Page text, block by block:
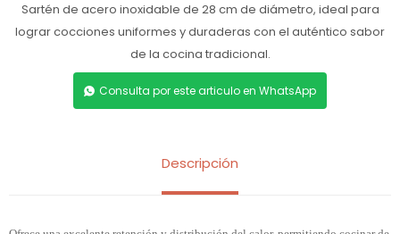
Sartén de acero inoxidable de 28 cm de diámetro, ideal para
lograr cocciones uniformes y duraderas con el auténtico sabor
de la cocina tradicional.
Consulta por este articulo en WhatsApp
Descripción